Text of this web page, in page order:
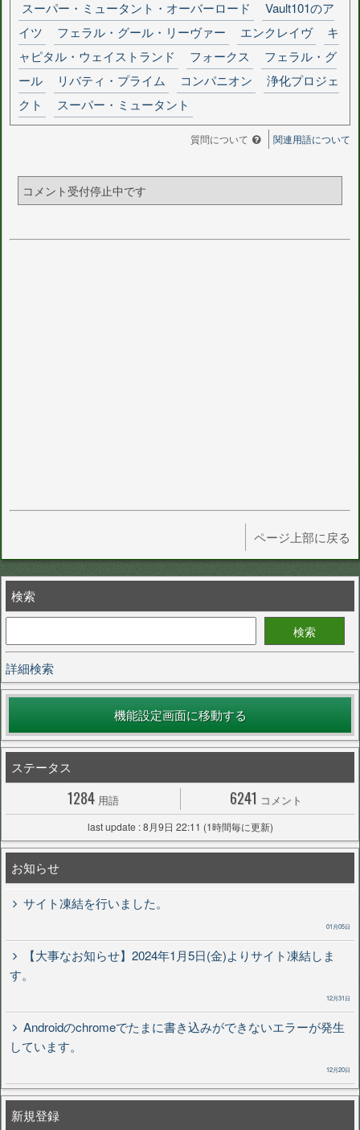
スーパー・ミュータント・オーバーロード
Vault101のア
イツ
フェラル・グール・リーヴァー エンクレイヴ
キ
ャピタル・ウェイストランド
フォークス
フェラル・グ
ール
リバティ・プライム コンパニオン
浄化プロジェ
クト
スーパー・ミュータント
関連用語について
質問について
コメント受付停止中です
ページ上部に戻る
検索
詳細検索
機能設定画面に移動する
ステータス
1284 用語 6241 コメント
last update : 8月9日 22:11 (1時間毎に更新)
お知らせ
サイト凍結を行いました。
01月05日
【大事なお知らせ】2024年1月5日(金)よりサイト凍結しま
す。
12月31日
Androidのchromeでたまに書き込みができないエラーが発生
しています。
12月20日
新規登録